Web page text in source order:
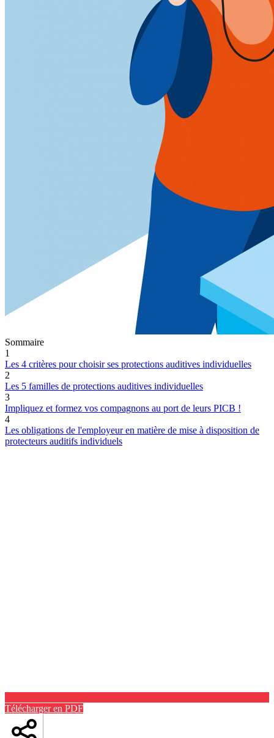
Sommaire
1
Les 4 critères pour choisir ses protections auditives individuelles
2
Les 5 familles de protections auditives individuelles
3
Impliquez et formez vos compagnons au port de leurs PICB !
4
Les obligations de l'employeur en matière de mise à disposition de
protecteurs auditifs individuels
Télécharger en PDF